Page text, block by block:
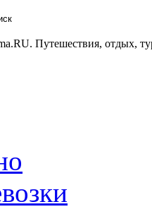
Путешествия, отдых,